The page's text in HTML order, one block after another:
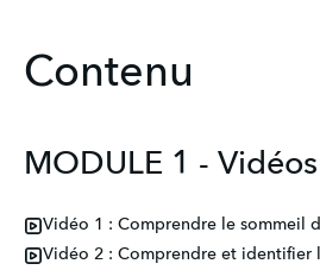
Contenu
MODULE 1 - Vidéos